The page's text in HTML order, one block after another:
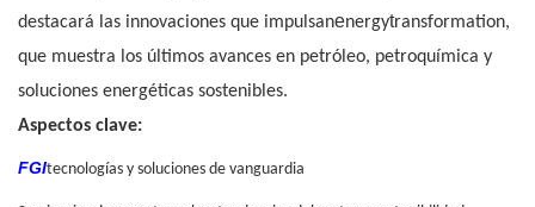
destacará las innovaciones que impulsanenergytransformation,
que muestra los últimos avances en petróleo, petroquímica y
soluciones energéticas sostenibles.
Aspectos clave:
FGItecnologías y soluciones de vanguardia